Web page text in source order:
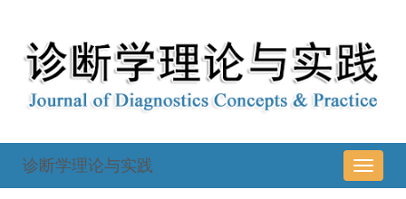
导
航
诊断学理论与实践